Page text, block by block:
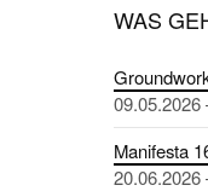
WAS
09.05.2026
Manifesta
20.06.2026